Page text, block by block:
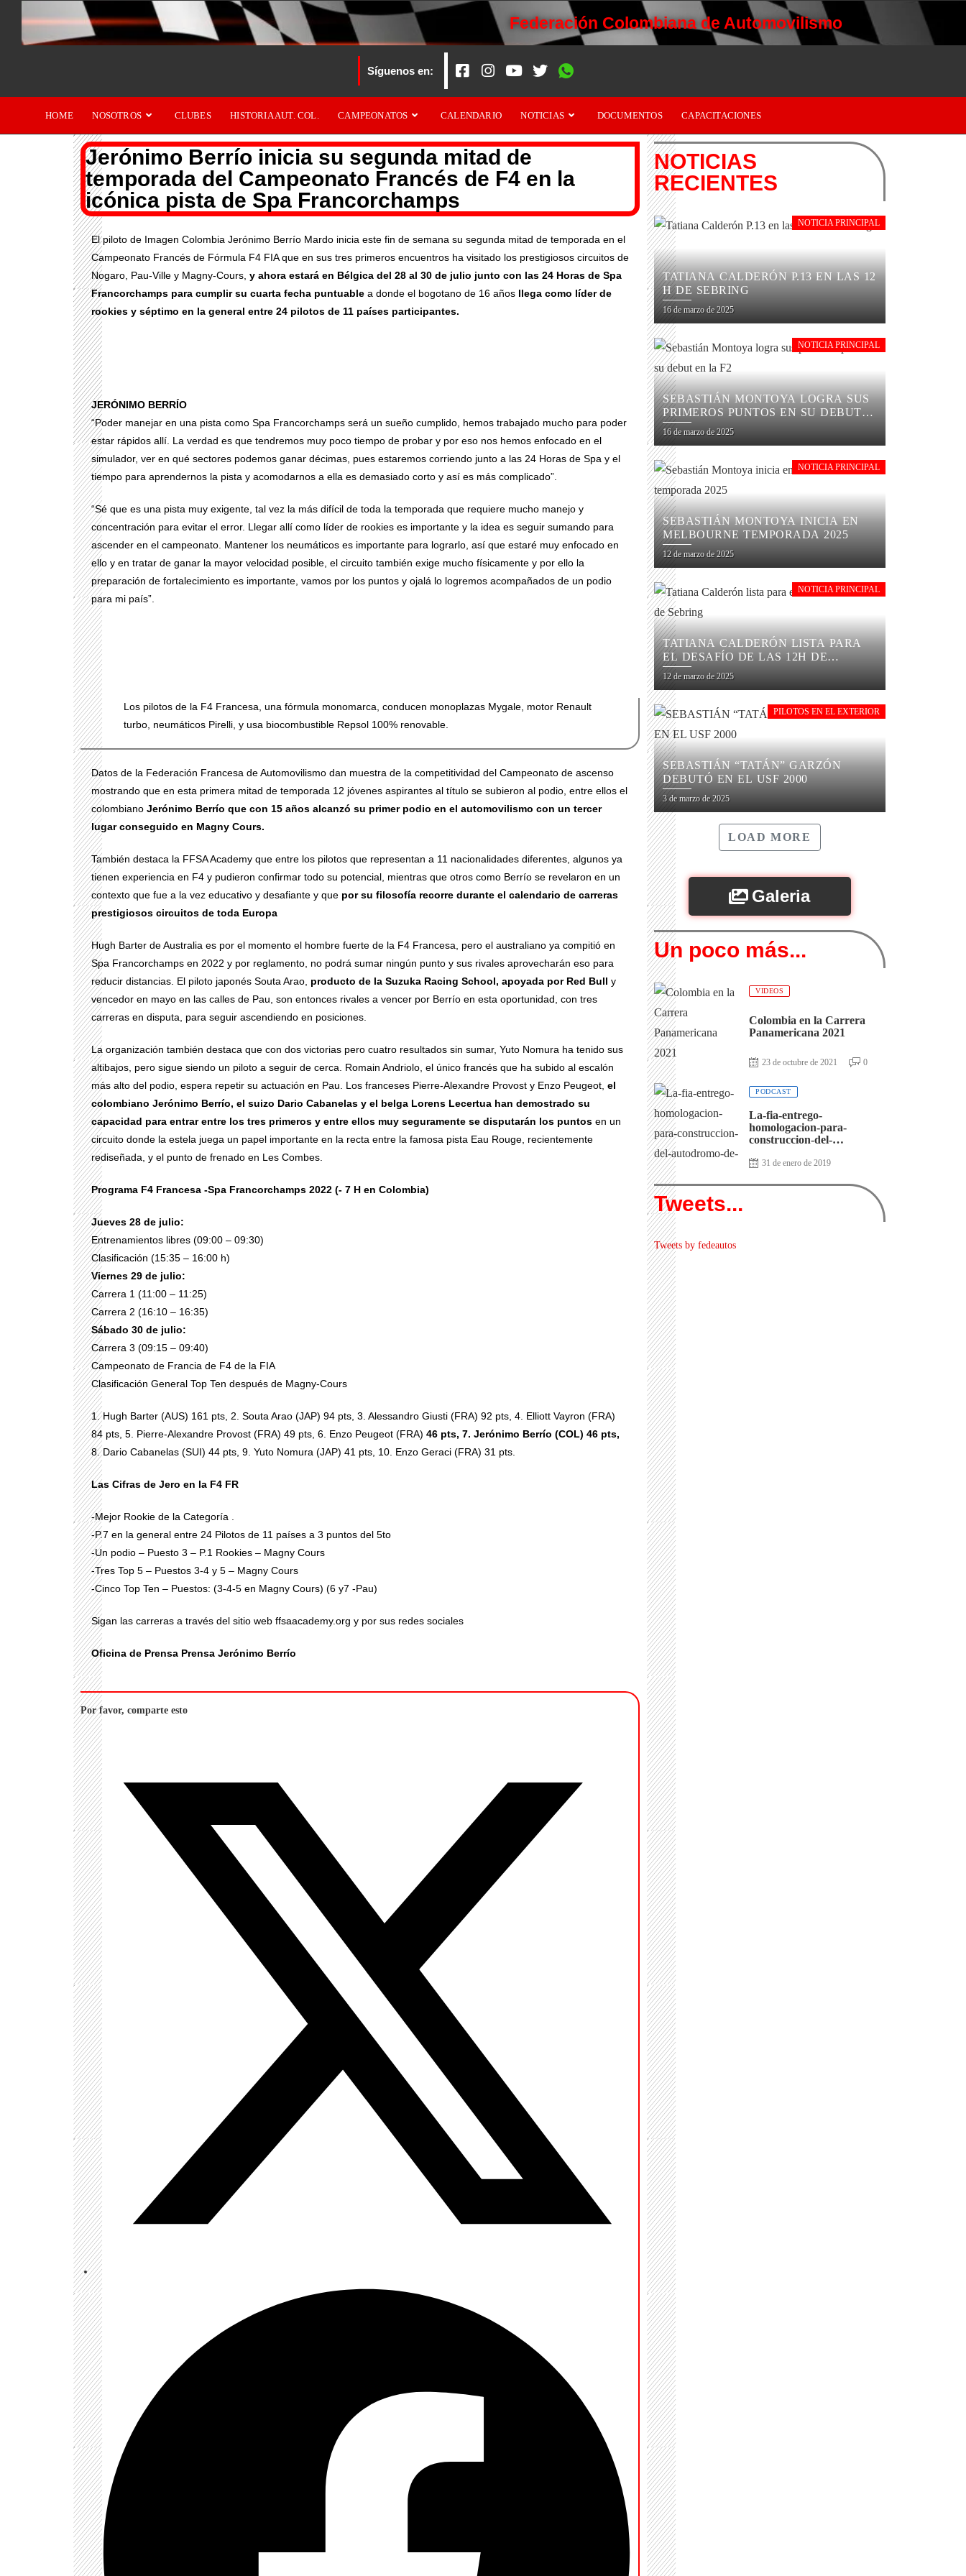
Federación Colombiana de Automovilismo
Síguenos en:
HOME NOSOTROS CLUBES HISTORIA AUT. COL. CAMPEONATOS CALENDARIO NOTICIAS DOCUMENTOS CAPACITACIONES
Jerónimo Berrío inicia su segunda mitad de
temporada del Campeonato Francés de F4 en la
icónica pista de Spa Francorchamps
El piloto de Imagen Colombia Jerónimo Berrío Mardo inicia este fin de semana su segunda mitad de temporada en el
Campeonato Francés de Fórmula F4 FIA que en sus tres primeros encuentros ha visitado los prestigiosos circuitos de
Nogaro, Pau-Ville y Magny-Cours, y ahora estará en Bélgica del 28 al 30 de julio junto con las 24 Horas de Spa
Francorchamps para cumplir su cuarta fecha puntuable a donde el bogotano de 16 años llega como líder de
rookies y séptimo en la general entre 24 pilotos de 11 países participantes.
JERÓNIMO BERRÍO
“Poder manejar en una pista como Spa Francorchamps será un sueño cumplido, hemos trabajado mucho para poder
estar rápidos allí. La verdad es que tendremos muy poco tiempo de probar y por eso nos hemos enfocado en el
simulador, ver en qué sectores podemos ganar décimas, pues estaremos corriendo junto a las 24 Horas de Spa y el
tiempo para aprendernos la pista y acomodarnos a ella es demasiado corto y así es más complicado”.
“Sé que es una pista muy exigente, tal vez la más difícil de toda la temporada que requiere mucho manejo y
concentración para evitar el error. Llegar allí como líder de rookies es importante y la idea es seguir sumando para
ascender en el campeonato. Mantener los neumáticos es importante para lograrlo, así que estaré muy enfocado en
ello y en tratar de ganar la mayor velocidad posible, el circuito también exige mucho físicamente y por ello la
preparación de fortalecimiento es importante, vamos por los puntos y ojalá lo logremos acompañados de un podio
para mi país”.
Los pilotos de la F4 Francesa, una fórmula monomarca, conducen monoplazas Mygale, motor Renault
turbo, neumáticos Pirelli, y usa biocombustible Repsol 100% renovable.
Datos de la Federación Francesa de Automovilismo dan muestra de la competitividad del Campeonato de ascenso
mostrando que en esta primera mitad de temporada 12 jóvenes aspirantes al título se subieron al podio, entre ellos el
colombiano Jerónimo Berrío que con 15 años alcanzó su primer podio en el automovilismo con un tercer
lugar conseguido en Magny Cours.
También destaca la FFSA Academy que entre los pilotos que representan a 11 nacionalidades diferentes, algunos ya
tienen experiencia en F4 y pudieron confirmar todo su potencial, mientras que otros como Berrío se revelaron en un
contexto que fue a la vez educativo y desafiante y que por su filosofía recorre durante el calendario de carreras
prestigiosos circuitos de toda Europa
Hugh Barter de Australia es por el momento el hombre fuerte de la F4 Francesa, pero el australiano ya compitió en
Spa Francorchamps en 2022 y por reglamento, no podrá sumar ningún punto y sus rivales aprovecharán eso para
reducir distancias. El piloto japonés Souta Arao, producto de la Suzuka Racing School, apoyada por Red Bull y
vencedor en mayo en las calles de Pau, son entonces rivales a vencer por Berrío en esta oportunidad, con tres
carreras en disputa, para seguir ascendiendo en posiciones.
La organización también destaca que con dos victorias pero cuatro resultados sin sumar, Yuto Nomura ha tenido sus
altibajos, pero sigue siendo un piloto a seguir de cerca. Romain Andriolo, el único francés que ha subido al escalón
más alto del podio, espera repetir su actuación en Pau. Los franceses Pierre-Alexandre Provost y Enzo Peugeot, el
colombiano Jerónimo Berrío, el suizo Dario Cabanelas y el belga Lorens Lecertua han demostrado su
capacidad para entrar entre los tres primeros y entre ellos muy seguramente se disputarán los puntos en un
circuito donde la estela juega un papel importante en la recta entre la famosa pista Eau Rouge, recientemente
rediseñada, y el punto de frenado en Les Combes.
Programa F4 Francesa -Spa Francorchamps 2022 (- 7 H en Colombia)
Jueves 28 de julio:
Entrenamientos libres (09:00 – 09:30)
Clasificación (15:35 – 16:00 h)
Viernes 29 de julio:
Carrera 1 (11:00 – 11:25)
Carrera 2 (16:10 – 16:35)
Sábado 30 de julio:
Carrera 3 (09:15 – 09:40)
Campeonato de Francia de F4 de la FIA
Clasificación General Top Ten después de Magny-Cours
1. Hugh Barter (AUS) 161 pts, 2. Souta Arao (JAP) 94 pts, 3. Alessandro Giusti (FRA) 92 pts, 4. Elliott Vayron (FRA)
84 pts, 5. Pierre-Alexandre Provost (FRA) 49 pts, 6. Enzo Peugeot (FRA) 46 pts, 7. Jerónimo Berrío (COL) 46 pts,
8. Dario Cabanelas (SUI) 44 pts, 9. Yuto Nomura (JAP) 41 pts, 10. Enzo Geraci (FRA) 31 pts.
Las Cifras de Jero en la F4 FR
-Mejor Rookie de la Categoría .
-P.7 en la general entre 24 Pilotos de 11 países a 3 puntos del 5to
-Un podio – Puesto 3 – P.1 Rookies – Magny Cours
-Tres Top 5 – Puestos 3-4 y 5 – Magny Cours
-Cinco Top Ten – Puestos: (3-4-5 en Magny Cours) (6 y7 -Pau)
Sigan las carreras a través del sitio web ffsaacademy.org y por sus redes sociales
Oficina de Prensa Prensa Jerónimo Berrío
Por favor, comparte esto
NOTICIAS
RECIENTES
NOTICIA PRINCIPAL
TATIANA CALDERÓN P.13 EN LAS 12
H DE SEBRING
16 de marzo de 2025
NOTICIA PRINCIPAL
SEBASTIÁN MONTOYA LOGRA SUS
PRIMEROS PUNTOS EN SU DEBUT
EN LA F2
16 de marzo de 2025
NOTICIA PRINCIPAL
SEBASTIÁN MONTOYA INICIA EN
MELBOURNE TEMPORADA 2025
12 de marzo de 2025
NOTICIA PRINCIPAL
TATIANA CALDERÓN LISTA PARA
EL DESAFÍO DE LAS 12H DE
SEBRING
12 de marzo de 2025
PILOTOS EN EL EXTERIOR
SEBASTIÁN “TATÁN” GARZÓN
DEBUTÓ EN EL USF 2000
3 de marzo de 2025
LOAD MORE
Galeria
Un poco más...
VIDEOS
Colombia en la Carrera
Panamericana 2021
23 de octubre de 2021 0
PODCAST
La-fia-entrego-
homologacion-para-
construccion-del-
31 de enero de 2019
Tweets...
Tweets by fedeautos